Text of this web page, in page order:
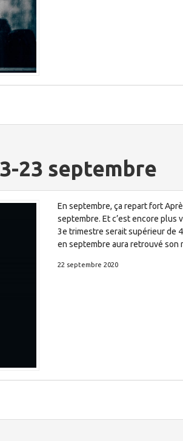
23 septembre
En septembre, ça repart fort
septembre. Et c’est encore plus
3e trimestre serait supérieur de
en septembre aura retrouvé son
22 septembre 2020